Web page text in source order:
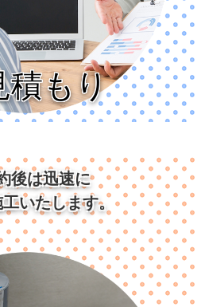
積もり
後は迅速に
いたします。